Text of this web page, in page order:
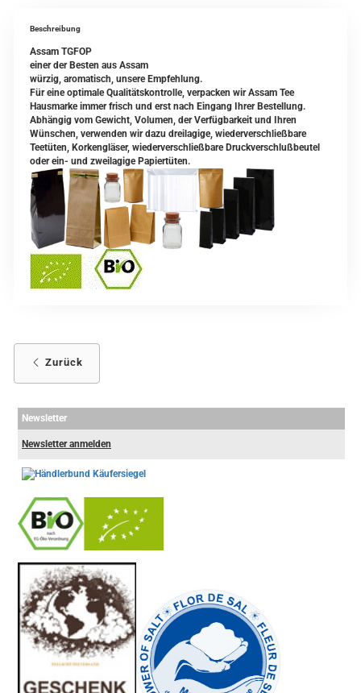
Beschreibung
Assam TGFOP
einer der Besten aus Assam
würzig, aromatisch, unsere Empfehlung.
Für eine optimale Qualitätskontrolle, verpacken wir Assam Tee
Hausmarke immer frisch und erst nach Eingang Ihrer Bestellung.
Abhängig vom Gewicht, Volumen, der Verfügbarkeit und Ihren
Wünschen, verwenden wir dazu dreilagige, wiederverschließbare
Teetüten, Korkengläser, wiederverschließbare Druckverschlußbeutel
oder ein- und zweilagige Papiertüten.
Zurück
Newsletter
Newsletter anmelden